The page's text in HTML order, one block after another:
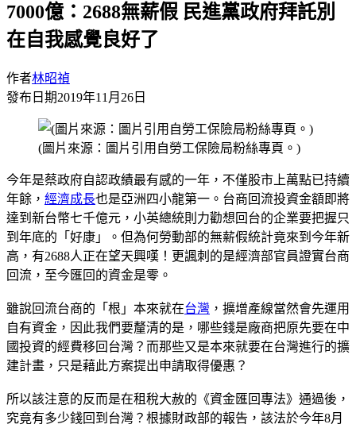
7000億：2688無薪假 民進黨政府拜託別
在自我感覺良好了
作者林昭禎
發布日期2019年11月26日
(圖片來源：圖片引用自勞工保險局粉絲專頁。)
今年是蔡政府自認政績最有感的一年，不僅股市上萬點已持續
年餘， 經濟成長也是亞洲四小龍第一。台商回流投資金額即將
達到新台幣七千億元，小英總統則力勸想回台的企業要把握只
到年底的「好康」。但為何勞動部的無薪假統計竟來到今年新
高，有2688人正在望天興嘆！更諷刺的是經濟部官員證實台商
回流，至今匯回的資金是零。
雖說回流台商的「根」本來就在台灣 ，擴增產線當然會先運用
自有資金，因此我們要釐清的是，哪些錢是廠商把原先要在中
國投資的經費移回台灣？而那些又是本來就要在台灣進行的擴
建計畫，只是藉此方案提出申請取得優惠？
所以該注意的反而是在租稅大赦的《資金匯回專法》通過後，
究竟有多少錢回到台灣？根據財政部的報告，該法於今年8月